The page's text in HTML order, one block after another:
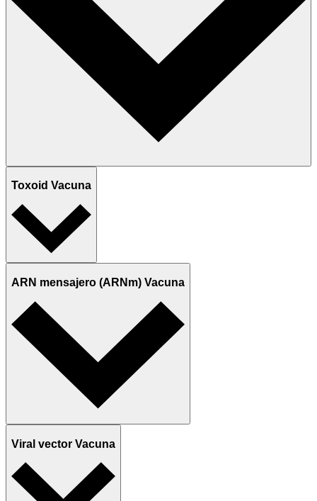
Toxoid Vacuna
ARN mensajero (ARNm) Vacuna
Viral vector Vacuna